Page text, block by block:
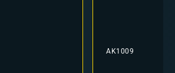
AP-WP3001